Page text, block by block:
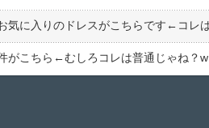
気に入りのドレスがこちらです←コレ
がこちら←むしろコレは普通じゃね？